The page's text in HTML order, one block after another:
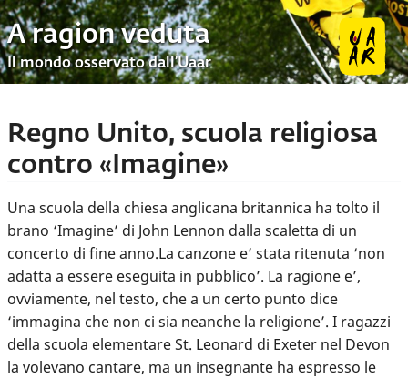
A ragion veduta
Il mondo osservato dall’Uaar
Regno Unito, scuola religiosa
contro «Imagine»
Una scuola della chiesa anglicana britannica ha tolto il
brano ‘Imagine’ di John Lennon dalla scaletta di un
concerto di fine anno.La canzone e’ stata ritenuta ‘non
adatta a essere eseguita in pubblico’. La ragione e’,
ovviamente, nel testo, che a un certo punto dice
‘immagina che non ci sia neanche la religione’. I ragazzi
della scuola elementare St. Leonard di Exeter nel Devon
la volevano cantare, ma un insegnante ha espresso le